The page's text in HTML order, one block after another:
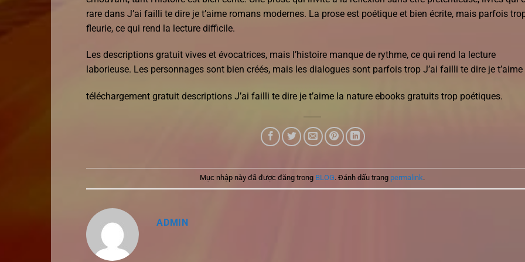
rare dans J’ai failli te dire je t’aime romans modernes. La prose est poétique et bien écrite, mais parfois
fleurie, ce qui rend la lecture difficile.
Les descriptions gratuit vives et évocatrices, mais l’histoire manque de rythme, ce qui rend la lecture
laborieuse. Les personnages sont bien créés, mais les dialogues sont parfois trop J’ai failli te dire je t’aime
téléchargement gratuit descriptions J’ai failli te dire je t’aime la nature ebooks gratuits trop poétiques.
Mục nhập này đã được đăng trong BLOG. Đánh dấu trang permalink.
ADMIN